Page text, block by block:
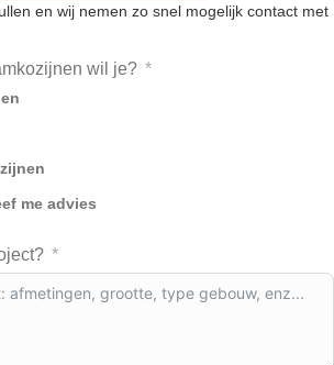
en wij nemen zo snel mogelijk contact met
wil je?
me advies